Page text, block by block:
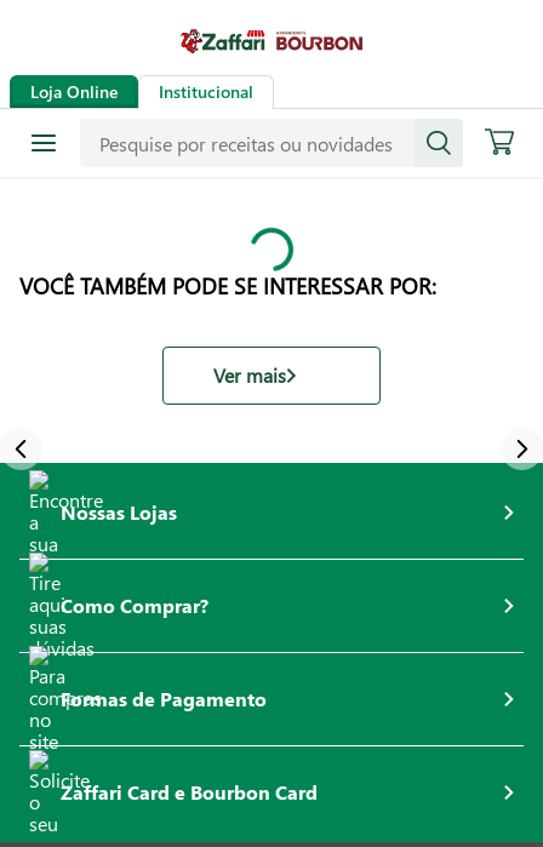
Loja Online Institucional
VOCÊ TAMBÉM PODE SE INTERESSAR POR:
Ver mais
Nossas Lojas
Como Comprar?
Formas de Pagamento
Zaffari Card e Bourbon Card